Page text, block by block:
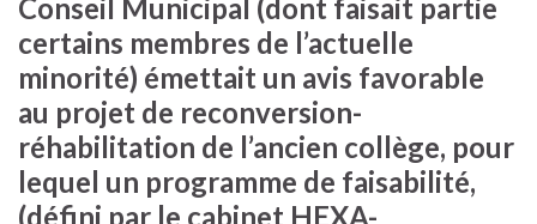
Conseil Municipal (dont faisait partie
certains membres de l’actuelle
minorité) émettait un avis favorable
au projet de reconversion-
réhabilitation de l’ancien collège, pour
lequel un programme de faisabilité,
(défini par le cabinet HEXA-